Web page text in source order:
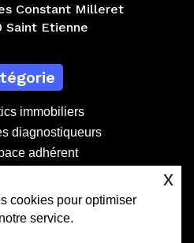
Constant Milleret
Saint Etienne
immobiliers
diagnostiqueurs
adhérent
cookies pour optimiser
service.
x